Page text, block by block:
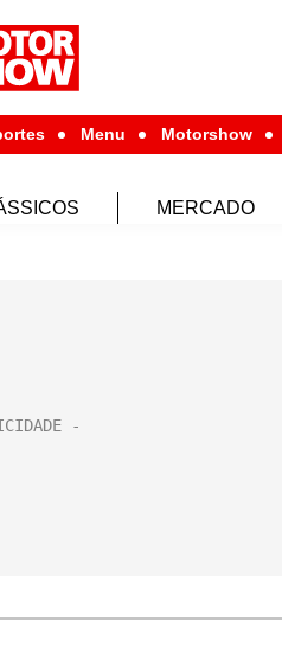
Menu Motorshow
MERCADO